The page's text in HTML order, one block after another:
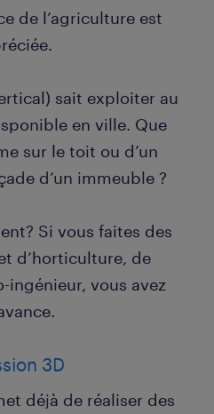
de l’agriculture est
sait exploiter au
en ville. Que
sur le toit ou d’un
d’un immeuble ?
Si vous faites des
d’horticulture, de
ingénieur, vous avez
3D
déjà de réaliser des